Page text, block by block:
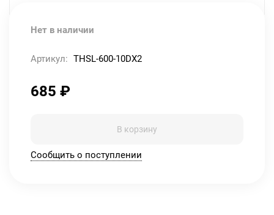
Нет в наличии
Артикул: THSL-600-10DX2
685 ₽
В корзину
Сообщить о поступлении